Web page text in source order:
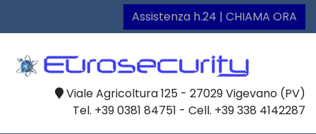
Assistenza h.24 | CHIAMA ORA
Viale Agricoltura 125 - 27029 Vigevano (PV)
Tel. +39 0381 84751 - Cell. +39 338 4142287